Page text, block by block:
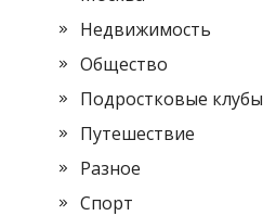
Недвижимость
Общество
Подростковые клубы
Путешествие
Разное
Спорт